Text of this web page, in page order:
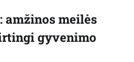
amžinos meilės
gyvenimo